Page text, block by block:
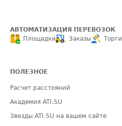
АВТОМАТИЗАЦИЯ ПЕРЕВОЗОК
Площадки
Заказы Торги
ПОЛЕЗНОЕ
Расчет расстояний
Академия ATI.SU
Звезды ATI.SU на вашем сайте